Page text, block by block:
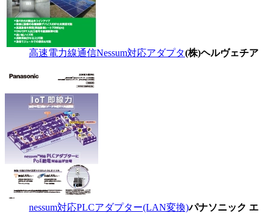
高速電力線通信Nessum対応アダプタ(株)ヘルヴェチア
nessum対応PLCアダプター(LAN変換)パナソニック エ